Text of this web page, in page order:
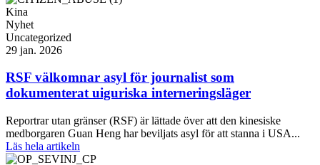
Kina
Nyhet
Uncategorized
29 jan. 2026
RSF välkomnar asyl för journalist som
dokumenterat uiguriska interneringsläger
Reportrar utan gränser (RSF) är lättade över att den kinesiske
medborgaren Guan Heng har beviljats asyl för att stanna i USA...
Läs hela artikeln